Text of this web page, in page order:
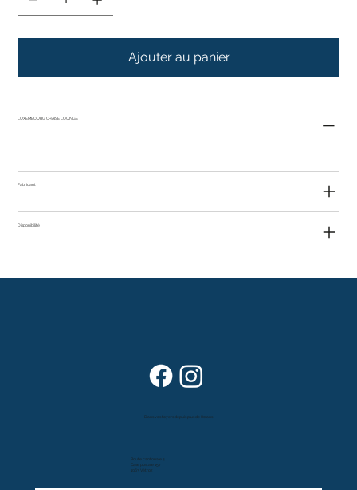
Ajouter au panier
LUXEMBOURG CHAISE LOUNGE
Fabricant
Disponibilité
Route cantonale 4
Case postale 157
1963 Vétroz
Dans vos foyers depuis plus de 80 ans